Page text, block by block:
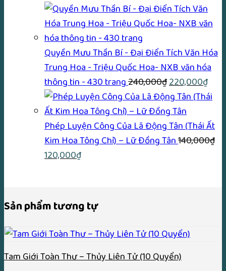
gốc
là:
hiện
tại
Quyền Mưu Thần Bí - Đại Điển Tích Văn Hóa
Trung Hoa - Triệu Quốc Hoa- NXB văn hóa
thông tin - 430 trang240,000₫Giá
gốc
là:
240,000₫.
220,000₫Giá
hiện
là:
Phép Luyện Công Của Lã Động Tân (Thái Ất
Kim Hoa Tông Chỉ) – Lữ Ðồng Tân140,000₫
Giá
140,000₫.
120,000₫Giá
là:
120,000₫.
Sản phẩm tương tự
Tam Giới Toàn Thư – Thủy Liên Tử (10 Quyển)